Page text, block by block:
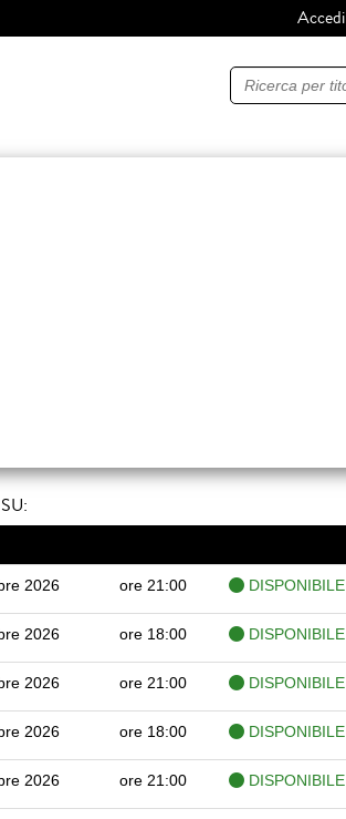
Accedi
Ricerca
2026 ore 21:00 DISPONIBILE
2026 ore 18:00 DISPONIBILE
2026 ore 21:00 DISPONIBILE
2026 ore 18:00 DISPONIBILE
2026 ore 21:00 DISPONIBILE